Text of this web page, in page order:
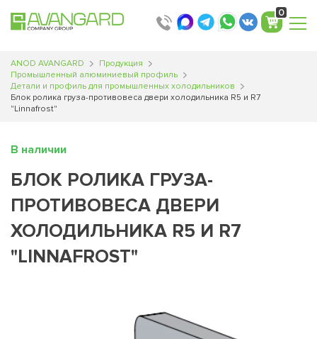
0
ANOD AVANGARD
Продукция
Промышленный алюминиевый профиль
Детали и профиль для промышленных холодильников
Блок ролика груза-противовеса двери холодильника R5 и R7
"Linnafrost"
В наличии
БЛОК РОЛИКА ГРУЗА-
ПРОТИВОВЕСА ДВЕРИ
ХОЛОДИЛЬНИКА R5 И R7
"LINNAFROST"